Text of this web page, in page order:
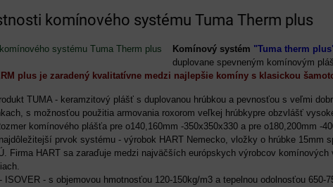
komínového systému Tuma Therm plus
Komínový systém "Tuma therm
duplovane spevneným komínovým
plus je zaradený kvalitatívne medzi najlepšie komíny s klasickou
TUMA - keramzitový plášť s duplovanou hrúbkou a pevnosťou s veľmi
s možnosťou použitia armovania roxorom veľkej hrúbkypre obzvlášť
komínového plášťa pre o140,160mm -350x350x330 a pre o180,200mm -
prvok systému - výrobok HART Nemecko, vložky o hrúbke 15mm
Firma HART sa zaraďuje medzi najväčších európskych výrobcov
- ISOVER - s objemovou hmotnosťou 120-150kg/m3 a tepelnou odolnosťou 650-